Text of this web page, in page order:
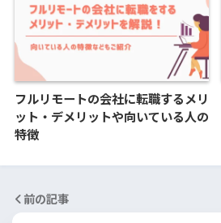
フルリモートの会社に転職するメリ
ット・デメリットや向いている人の
特徴
前の記事